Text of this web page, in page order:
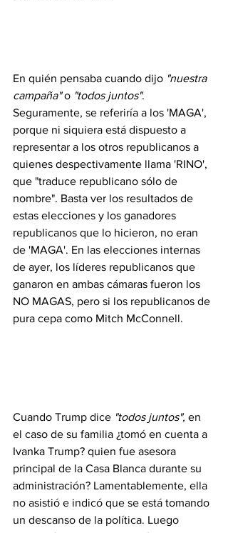
En quién pensaba cuando dijo "nuestra
campaña" o "todos juntos".
Seguramente, se referiría a los 'MAGA',
porque ni siquiera está dispuesto a
representar a los otros republicanos a
quienes despectivamente llama 'RINO',
que "traduce republicano sólo de
nombre". Basta ver los resultados de
estas elecciones y los ganadores
republicanos que lo hicieron, no eran
de 'MAGA'. En las elecciones internas
de ayer, los líderes republicanos que
ganaron en ambas cámaras fueron los
NO MAGAS, pero si los republicanos de
pura cepa como Mitch McConnell.
Cuando Trump dice "todos juntos", en
el caso de su familia ¿tomó en cuenta a
Ivanka Trump? quien fue asesora
principal de la Casa Blanca durante su
administración? Lamentablemente, ella
no asistió e indicó que se está tomando
un descanso de la política. Luego